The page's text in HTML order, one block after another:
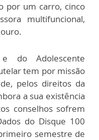
por um carro, cinco
multifuncional,
do Adolescente
tem por missão
pelos direitos da
a sua existência
conselhos sofrem
do Disque 100
semestre de